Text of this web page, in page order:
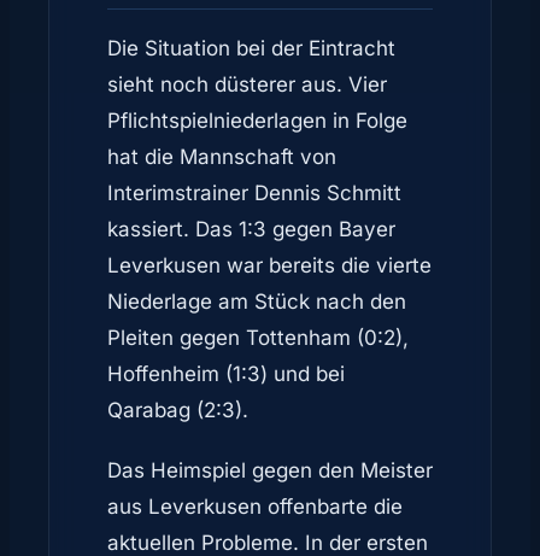
Die Situation bei der Eintracht
sieht noch düsterer aus. Vier
Pflichtspielniederlagen in Folge
hat die Mannschaft von
Interimstrainer Dennis Schmitt
kassiert. Das 1:3 gegen Bayer
Leverkusen war bereits die vierte
Niederlage am Stück nach den
Pleiten gegen Tottenham (0:2),
Hoffenheim (1:3) und bei
Qarabag (2:3).
Das Heimspiel gegen den Meister
aus Leverkusen offenbarte die
aktuellen Probleme. In der ersten